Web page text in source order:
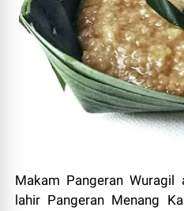
Makam Pangeran
lahir Pangeran Menang